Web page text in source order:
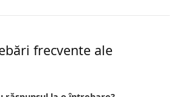
frecvente ale